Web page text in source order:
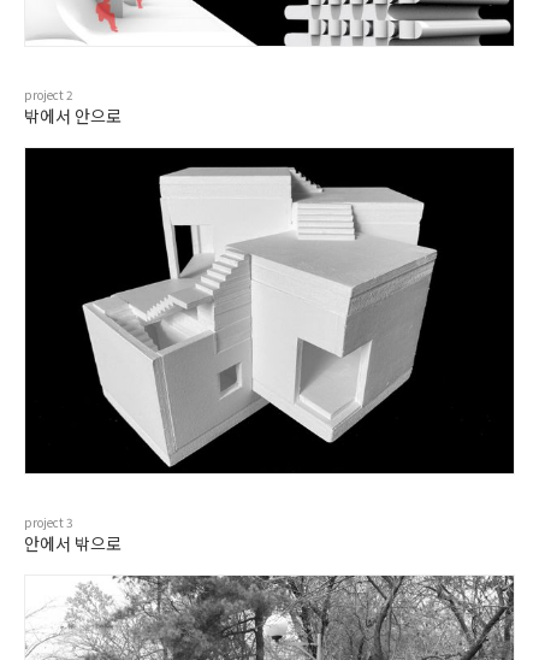
project2
밖에서 안으로
project3
안에서 밖으로